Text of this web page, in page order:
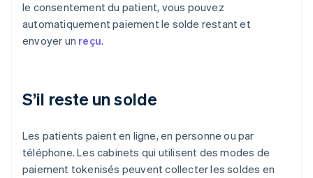
le consentement du patient, vous pouvez
automatiquement paiement le solde restant et
envoyer un reçu.
S’il reste un solde
Les patients paient en ligne, en personne ou par
téléphone. Les cabinets qui utilisent des modes de
paiement tokenisés peuvent collecter les soldes en